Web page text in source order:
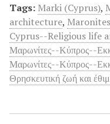
Tags: Marki (Cyprus),
architecture,
Cyprus--Religious life
Μαρωνίτες--Κύπρος--
Μαρωνίτες--Κύπρος--
Θρησκευτική ζωή και